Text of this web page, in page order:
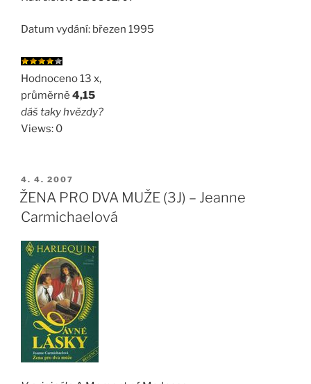
Datum vydání: březen 1995
Hodnoceno 13 x,
průměrně 4,15
dáš taky hvězdy?
Views: 0
PUBLIKOVÁNO
4. 4. 2007
ŽENA PRO DVA MUŽE (3J) – Jeanne
Carmichaelová